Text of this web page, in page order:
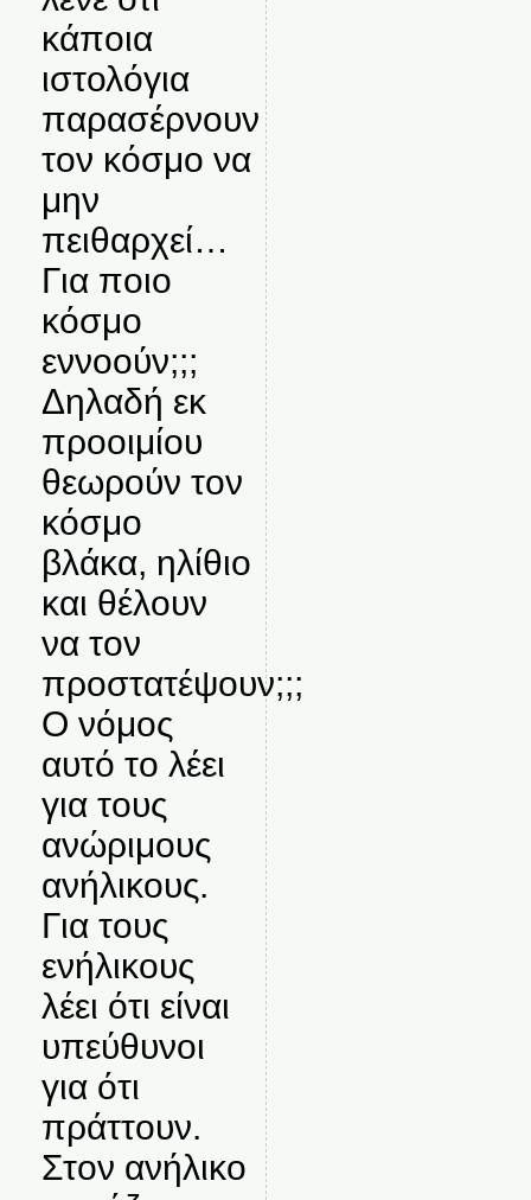
κάποια
ιστολόγια
παρασέρνουν
τον κόσμο να
μην
πειθαρχεί…
Για ποιο
κόσμο
εννοούν;;;
Δηλαδή εκ
προοιμίου
θεωρούν τον
κόσμο
βλάκα, ηλίθιο
και θέλουν
να τον
προστατέψουν;;;
Ο νόμος
αυτό το λέει
για τους
ανώριμους
ανήλικους.
Για τους
ενήλικους
λέει ότι είναι
υπεύθυνοι
για ότι
πράττουν.
Στον ανήλικο